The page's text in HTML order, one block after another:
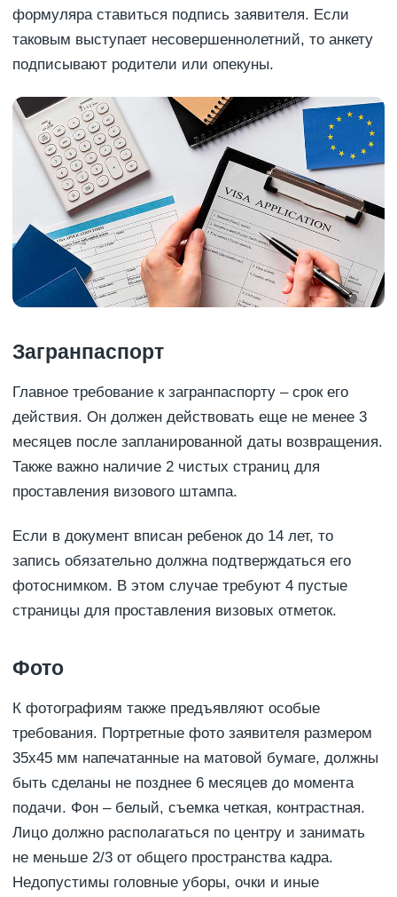
формуляра ставиться подпись заявителя. Если
таковым выступает несовершеннолетний, то анкету
подписывают родители или опекуны.
Загранпаспорт
Главное требование к загранпаспорту – срок его
действия. Он должен действовать еще не менее 3
месяцев после запланированной даты возвращения.
Также важно наличие 2 чистых страниц для
проставления визового штампа.
Если в документ вписан ребенок до 14 лет, то
запись обязательно должна подтверждаться его
фотоснимком. В этом случае требуют 4 пустые
страницы для проставления визовых отметок.
Фото
К фотографиям также предъявляют особые
требования. Портретные фото заявителя размером
35х45 мм напечатанные на матовой бумаге, должны
быть сделаны не позднее 6 месяцев до момента
подачи. Фон – белый, съемка четкая, контрастная.
Лицо должно располагаться по центру и занимать
не меньше 2/3 от общего пространства кадра.
Недопустимы головные уборы, очки и иные